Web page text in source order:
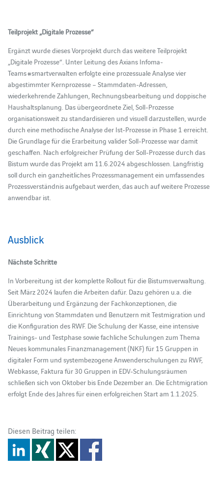
Teilprojekt „Digitale Prozesse“
Ergänzt wurde dieses Vorprojekt durch das weitere Teilprojekt
„Digitale Prozesse“. Unter Leitung des Axians Infoma-
Teams #smartverwalten erfolgte eine prozessuale Analyse vier
abgestimmter Kernprozesse – Stammdaten-Adressen,
wiederkehrende Zahlungen, Rechnungsbearbeitung und doppische
Haushaltsplanung. Das übergeordnete Ziel, Soll-Prozesse
organisationsweit zu standardisieren und visuell darzustellen, wurde
durch eine methodische Analyse der Ist-Prozesse in Phase 1 erreicht.
Die Grundlage für die Erarbeitung valider Soll-Prozesse war damit
geschaffen. Nach erfolgreicher Prüfung der Soll-Prozesse durch das
Bistum wurde das Projekt am 11.6.2024 abgeschlossen. Langfristig
soll durch ein ganzheitliches Prozessmanagement ein umfassendes
Prozessverständnis aufgebaut werden, das auch auf weitere Prozesse
anwendbar ist.
Ausblick
Nächste Schritte
In Vorbereitung ist der komplette Rollout für die Bistumsverwaltung.
Seit März 2024 laufen die Arbeiten dafür. Dazu gehören u.a. die
Überarbeitung und Ergänzung der Fachkonzeptionen, die
Einrichtung von Stammdaten und Benutzern mit Testmigration und
die Konfiguration des RWF. Die Schulung der Kasse, eine intensive
Trainings- und Testphase sowie fachliche Schulungen zum Thema
Neues kommunales Finanzmanagement (NKF) für 15 Gruppen in
digitaler Form und systembezogene Anwenderschulungen zu RWF,
Webkasse, Faktura für 30 Gruppen in EDV-Schulungsräumen
schließen sich von Oktober bis Ende Dezember an. Die Echtmigration
erfolgt Ende des Jahres für einen erfolgreichen Start am 1.1.2025.
Diesen Beitrag teilen: